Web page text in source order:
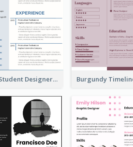
Blue Fun Student Designer Resume